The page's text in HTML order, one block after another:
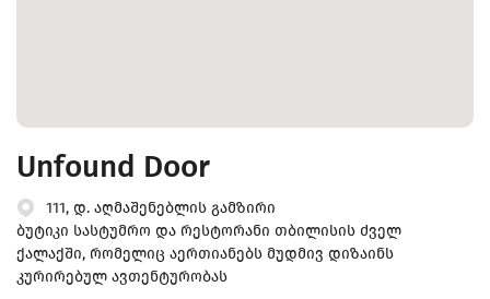
Unfound Door
111, დ. აღმაშენებლის გამზირი
ბუტიკი სასტუმრო და რესტორანი თბილისის ძველ
ქალაქში, რომელიც აერთიანებს მუდმივ დიზაინს
კურირებულ ავთენტურობას